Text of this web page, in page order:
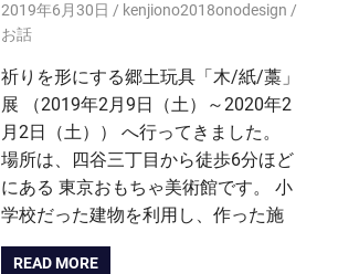
2019年6月30日
kenjiono2018onodesign
お話
祈りを形にする郷土玩具「木/紙/藁」
展 （2019年2月9日（土）～2020年2
月2日（土）） へ行ってきました。
場所は、四谷三丁目から徒歩6分ほど
にある 東京おもちゃ美術館です。 小
学校だった建物を利用し、作った施
READ MORE